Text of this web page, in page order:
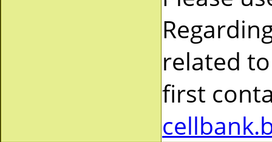
related
first